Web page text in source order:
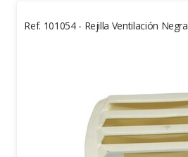
Ref. 101054 - Rejilla Ventilación Negra